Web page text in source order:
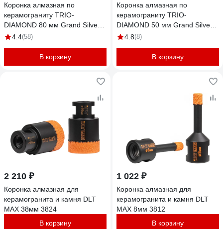
Коронка алмазная по
керамограниту TRIO-
DIAMOND 80 мм Grand Silver
Welding GCB770
4.4(58)
В корзину
Коронка алмазная по
керамограниту TRIO-
DIAMOND 50 мм Grand Silver
Welding GCB765
4.8(8)
В корзину
2 210 ₽
Коронка алмазная для
керамогранита и камня DLT
MAX 38мм 3824
В корзину
1 022 ₽
Коронка алмазная для
керамогранита и камня DLT
MAX 8мм 3812
В корзину